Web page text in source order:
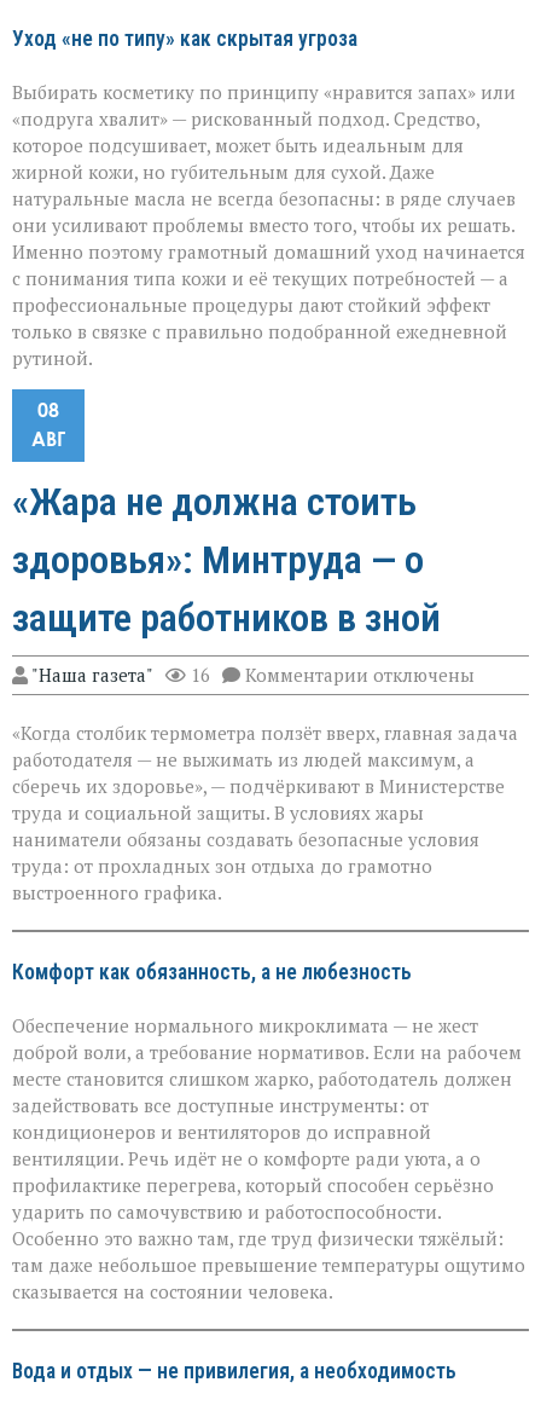
Уход «не по типу» как скрытая угроза
Выбирать косметику по принципу «нравится запах» или
«подруга хвалит» — рискованный подход. Средство,
которое подсушивает, может быть идеальным для
жирной кожи, но губительным для сухой. Даже
натуральные масла не всегда безопасны: в ряде случаев
они усиливают проблемы вместо того, чтобы их решать.
Именно поэтому грамотный домашний уход начинается
с понимания типа кожи и её текущих потребностей — а
профессиональные процедуры дают стойкий эффект
только в связке с правильно подобранной ежедневной
рутиной.
08
АВГ
«Жара не должна стоить
здоровья»: Минтруда — о
защите работников в зной
"Наша газета" 16 Комментарии к
записи
не
должна
стоить
здоровья»:
Минтруда — о
защите
работников
в
отключены
«Когда столбик термометра ползёт вверх, главная задача
работодателя — не выжимать из людей максимум, а
сберечь их здоровье», — подчёркивают в Министерстве
труда и социальной защиты. В условиях жары
наниматели обязаны создавать безопасные условия
труда: от прохладных зон отдыха до грамотно
выстроенного графика.
Комфорт как обязанность, а не любезность
Обеспечение нормального микроклимата — не жест
доброй воли, а требование нормативов. Если на рабочем
месте становится слишком жарко, работодатель должен
задействовать все доступные инструменты: от
кондиционеров и вентиляторов до исправной
вентиляции. Речь идёт не о комфорте ради уюта, а о
профилактике перегрева, который способен серьёзно
ударить по самочувствию и работоспособности.
Особенно это важно там, где труд физически тяжёлый:
там даже небольшое превышение температуры ощутимо
сказывается на состоянии человека.
Вода и отдых — не привилегия, а необходимость